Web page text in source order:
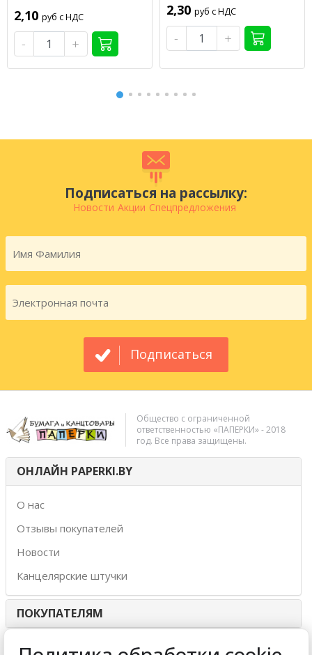
2,10 руб с НДС
- +
2,30 руб с НДС
- +
Подписаться на рассылку:
Новости Акции Спецпредложения
Подписаться
Общество с ограниченной
ответственностью «ПАПЕРКИ» - 2018
год. Все права защищены.
ОНЛАЙН PAPERKI.BY
О нас
Отзывы покупателей
Новости
Канцелярские штучки
ПОКУПАТЕЛЯМ
ИНТЕРНЕТ-МАГАЗИН